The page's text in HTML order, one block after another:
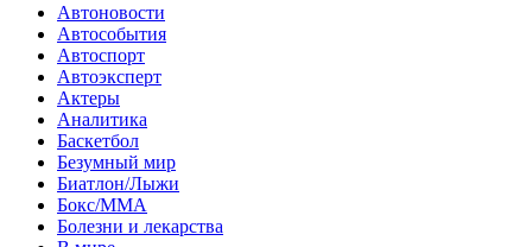
Автоновости
Автособытия
Автоспорт
Автоэксперт
Актеры
Аналитика
Баскетбол
Безумный мир
Биатлон/Лыжи
Бокс/MMA
Болезни и лекарства